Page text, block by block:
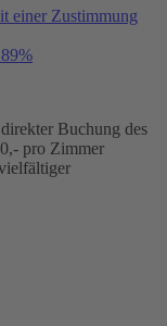
einer Zustimmung
89%
Buchung des
pro Zimmer